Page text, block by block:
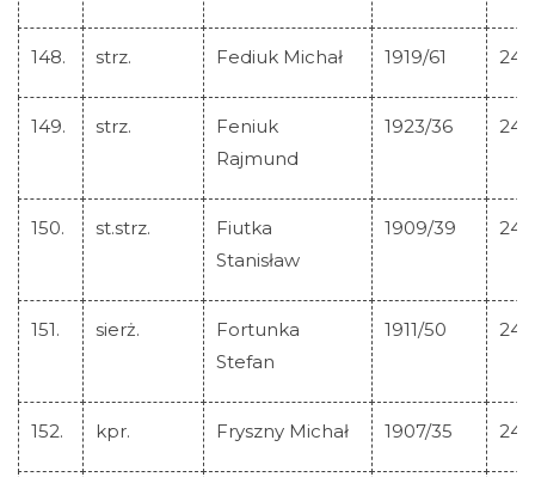
148. strz. Fediuk Michał 1919/61
149. strz.
Feniuk
Rajmund
1923/36
150. st.strz.
Fiutka
Stanisław
1909/39
151. sierż.
Fortunka
Stefan
1911/50
152. kpr. Fryszny Michał 1907/35